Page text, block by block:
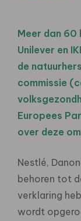
Meer dan 60
Unilever en
de
commissie
Europees
over deze
Nestlé,
behoren tot
verklaring
wordt